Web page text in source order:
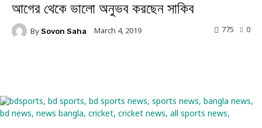
আগের থেকে ভালো অনুভব করছেন সাকিব
By Sovon Saha March 4, 2019 0
775